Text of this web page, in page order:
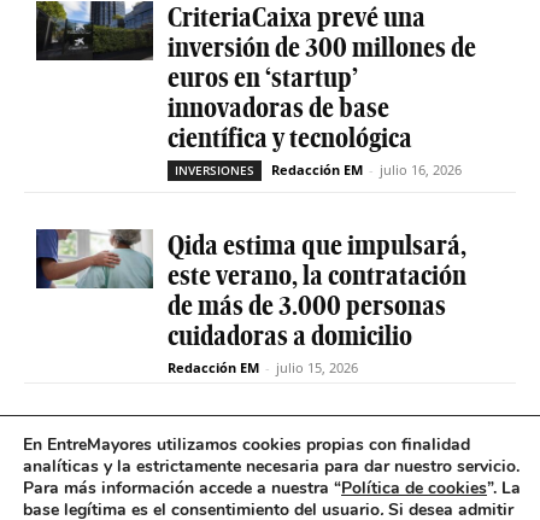
CriteriaCaixa prevé una
inversión de 300 millones de
euros en ‘startup’
innovadoras de base
científica y tecnológica
INVERSIONES Redacción EM - julio 16, 2026
Qida estima que impulsará,
este verano, la contratación
de más de 3.000 personas
cuidadoras a domicilio
Redacción EM - julio 15, 2026
La sociedad de capital riesgo
Axis invertirá hasta 15
millones en Qida para
En EntreMayores utilizamos cookies propias con finalidad
analíticas y la estrictamente necesaria para dar nuestro servicio.
Para más información accede a nuestra “Política de cookies”. La
base legítima es el consentimiento del usuario. Si desea admitir